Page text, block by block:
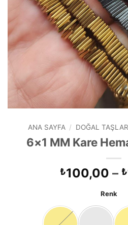
ANA SAYFA / DOĞAL TAŞLAR
6×1 MM Kare
₺100,00 – ₺
Renk